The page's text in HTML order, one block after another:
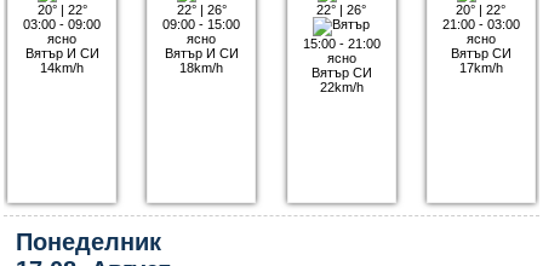
20°| 22°
03:00 - 09:00
ясно
Вятър И СИ
14km/h
22°| 26°
09:00 - 15:00
ясно
Вятър И СИ
18km/h
22° |26°
15:00 - 21:00
ясно
Вятър СИ
22km/h
20° |22°
21:00 - 03:00
ясно
Вятър СИ
17km/h
Понеделник